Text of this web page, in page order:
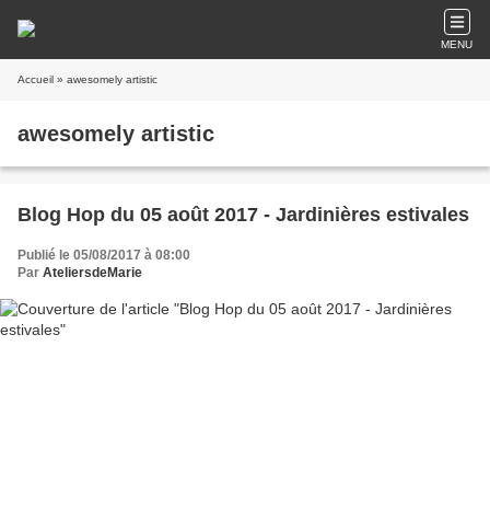
MENU
Accueil » awesomely artistic
awesomely artistic
Blog Hop du 05 août 2017 - Jardinières estivales
Publié le 05/08/2017 à 08:00
Par AteliersdeMarie